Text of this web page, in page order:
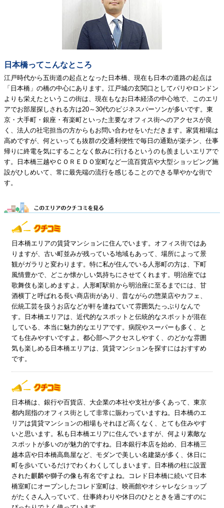
日本橋ってこんなところ
江戸時代から五街道の起点となった日本橋、現在も日本の道路の起点は
「日本橋」の橋の中心にあります。江戸城の玄関口としてパリやロンドン
よりも栄えたというこの街は、現在もなお日本経済の中心地で、このエリ
アでお部屋探しされる方は20～30代のビジネスパーソンが多いです。東
京・大手町・銀座・有楽町といった主要なオフィス街へのアクセスが良
く、法人の社宅担当の方からもお問い合わせをいただきます。家賃相場は
高めですが、何といっても抜群の交通利便性で毎日の通勤が楽チン、仕事
帰りに終電を気にすることなく飲みに行けるというのも羨ましいエリアで
す。日本橋三越やＣＯＲＥＤＯ室町など一流百貨店や大型ショッピング施
設がひしめいて、常に最先端の流行を感じることのできる華やかな街で
す。
日本橋エリアの賃貸マンションに住んでいます。オフィス街ではあ
りますが、古い町並みが残っている地域もあって、場所によって景
観がガラリと変わります。特に私が住んでいる人形町の方は、下町
風情豊かで、どこか懐かしい気持ちにさせてくれます。明治座では
歌舞伎も楽しめますよ。人形町駅前から明治座に至るまでには、甘
酒横丁と呼ばれる長い商店街があり、昔ながらの惣菜店やカフェ、
伝統工芸を扱うお店などが軒を連ねていて雰囲気たっぷりなんで
す。日本橋エリアは、近代的なスポットと伝統的なスポットが混在
している、本当に魅力的なエリアです。病院やスーパーも多く、と
ても住みやすいですよ。都心部へアクセスしやすく、のどかな雰囲
気も楽しめる日本橋エリアは、賃貸マンションを探すにはおすすめ
です。
日本橋は、銀行や百貨店、大企業の本社や支社が多くあって、東京
都内屈指のオフィス街として非常に賑わっていますね。日本橋のエ
リアは賃貸マンションの相場もそれほど高くなく、とても住みやす
いと思います。私も日本橋エリアに住んでいますが、何より素敵な
スポットが多いのが魅力的ですね。日本銀行本店を始め、日本橋三
越本店や日本橋高島屋など、モダンで美しい名建築が多く、休日に
町を歩いているだけでわくわくしてしまいます。日本橋の柱に設置
された麒麟や獅子の像も有名ですよね。コレド日本橋に続いて日本
橋室町にオープンしたコレド室町は、映画館やオシャレなショップ
がたくさん入っていて、仕事終わりや休日のひとときを過ごすのに